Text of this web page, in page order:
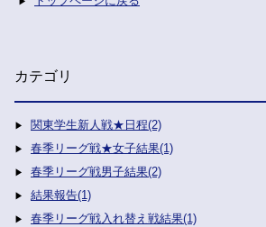
カテゴリ
関東学生新人戦★日程(2)
春季リーグ戦★女子結果(1)
春季リーグ戦男子結果(2)
結果報告(1)
春季リーグ戦入れ替え戦結果(1)